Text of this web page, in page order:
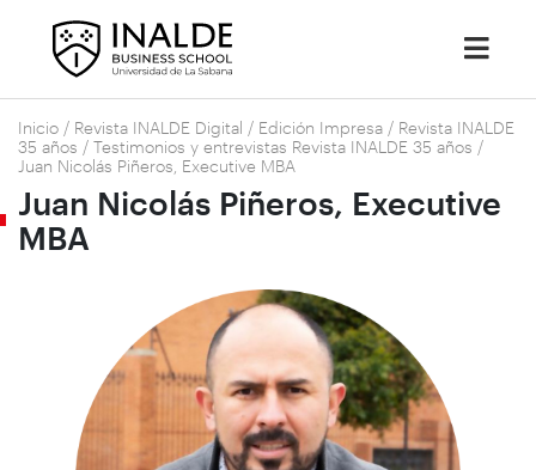
Inicio / Revista INALDE Digital / Edición Impresa / Revista INALDE
35 años / Testimonios y entrevistas Revista INALDE 35 años /
Juan Nicolás Piñeros, Executive MBA
Juan Nicolás Piñeros, Executive
MBA